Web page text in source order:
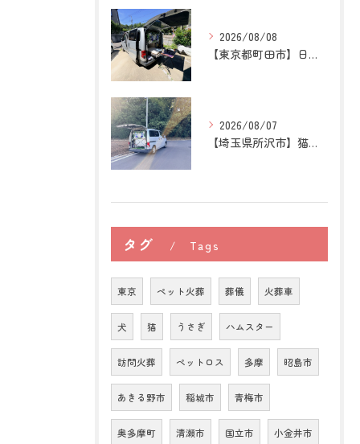
2026/08/08
【東京都町田市】日本スピッツの訪問ペット火葬｜愛犬との穏やか...
2026/08/07
【埼玉県所沢市】猫の訪問ペット火葬｜お気に入りの場所に姿がな...
タグ Tags
東京 ペット火葬 葬儀 火葬車
犬 猫 うさぎ ハムスター
訪問火葬 ペットロス 多摩 昭島市
あきる野市 稲城市 青梅市
奥多摩町 清瀬市 国立市 小金井市